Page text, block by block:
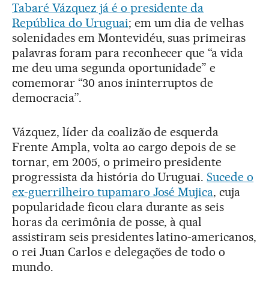
Tabaré Vázquez já é o presidente da
República do Uruguai; em um dia de velhas
solenidades em Montevidéu, suas primeiras
palavras foram para reconhecer que “a vida
me deu uma segunda oportunidade” e
comemorar “30 anos ininterruptos de
democracia”.
Vázquez, líder da coalizão de esquerda
Frente Ampla, volta ao cargo depois de se
tornar, em 2005, o primeiro presidente
progressista da história do Uruguai.Sucede o
ex-guerrilheiro tupamaro José Mujica, cuja
popularidade ficou clara durante as seis
horas da cerimônia de posse, à qual
assistiram seis presidentes latino-americanos,
o rei Juan Carlos e delegações de todo o
mundo.